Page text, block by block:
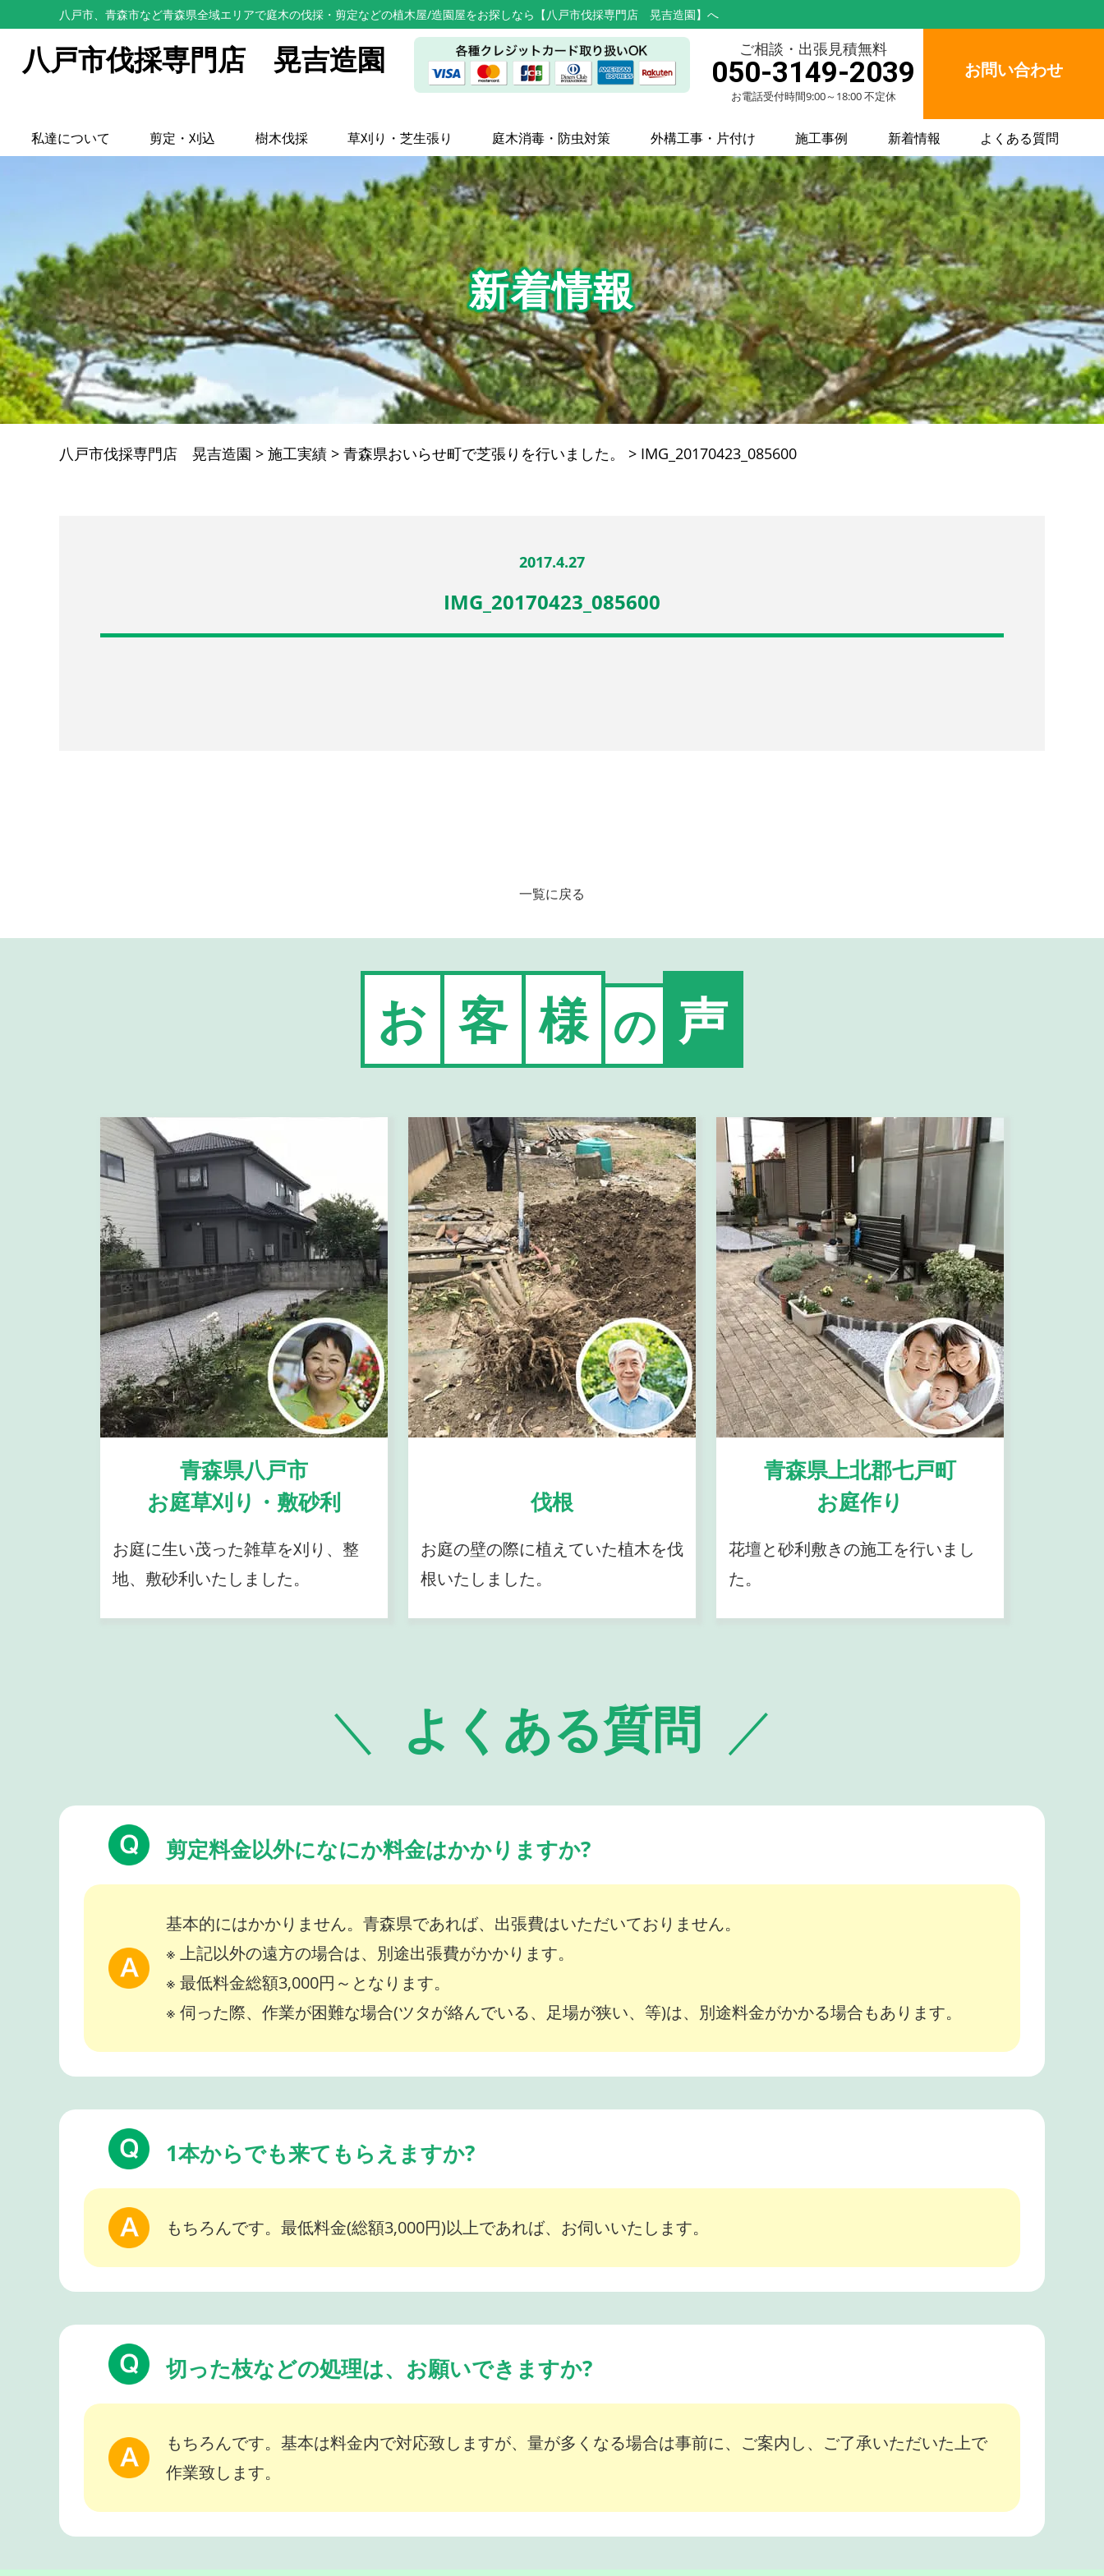
八戸市、青森市など青森県全域エリアで庭木の伐採・剪定などの植木屋/造園屋をお探しなら【八戸市伐採専門店 晃吉造園】へ
八戸市伐採専門店 晃吉造園 ご相談・出張見積無料
050-3149-2039
お電話受付時間9:00～18:00 不定休
お問い合わせ
私達について 剪定・刈込 樹木伐採 草刈り・芝生張り 庭木消毒・防虫対策 外構工事・片付け 施工事例 新着情報 よくある質問
新着情報
八戸市伐採専門店 晃吉造園 > 施工実績 > 青森県おいらせ町で芝張りを行いました。 > IMG_20170423_085600
2017.4.27
IMG_20170423_085600
一覧に戻る
お 客 様 の 声
青森県八戸市
お庭草刈り・敷砂利
お庭に生い茂った雑草を刈り、整
地、敷砂利いたしました。
伐根
お庭の壁の際に植えていた植木を伐
根いたしました。
青森県上北郡七戸町
お庭作り
花壇と砂利敷きの施工を行いまし
た。
よくある質問
剪定料金以外になにか料金はかかりますか?
基本的にはかかりません。青森県であれば、出張費はいただいておりません。
※ 上記以外の遠方の場合は、別途出張費がかかります。
※ 最低料金総額3,000円～となります。
※ 伺った際、作業が困難な場合(ツタが絡んでいる、足場が狭い、等)は、別途料金がかかる場合もあります。
1本からでも来てもらえますか?
もちろんです。最低料金(総額3,000円)以上であれば、お伺いいたします。
切った枝などの処理は、お願いできますか?
もちろんです。基本は料金内で対応致しますが、量が多くなる場合は事前に、ご案内し、ご了承いただいた上で
作業致します。